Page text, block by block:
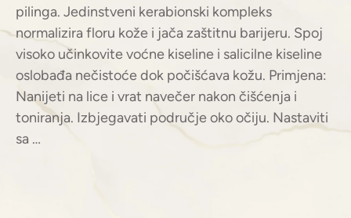
pilinga. Jedinstveni kerabionski kompleks
normalizira floru kože i jača zaštitnu barijeru. Spoj
visoko učinkovite voćne kiseline i salicilne kiseline
oslobađa nečistoće dok počišćava kožu. Primjena:
Nanijeti na lice i vrat navečer nakon čišćenja i
toniranja. Izbjegavati područje oko očiju. Nastaviti
sa …